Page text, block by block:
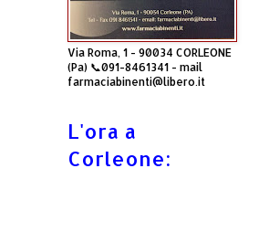
Via Roma, 1 - 90034 CORLEONE
(Pa) 📞091-8461341 - mail
farmaciabinenti@libero.it
L'ora a
Corleone: